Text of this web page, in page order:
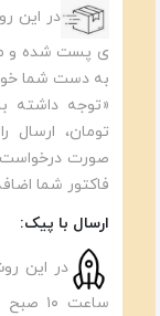
در این
به دست شما
تومان، ارسال
فاکتور شما
ارسال با پیک:
در این
ساعت ۱۰ صبح انجام شده باشد ارسال فوری بین بازه ی